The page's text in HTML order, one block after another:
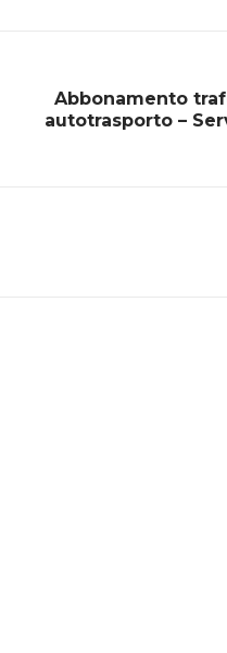
Abbonamento
autotrasporto –